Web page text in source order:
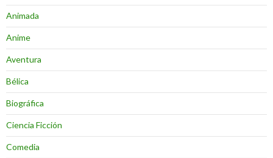
Animada
Anime
Aventura
Bélica
Biográfica
Ciencia Ficción
Comedia